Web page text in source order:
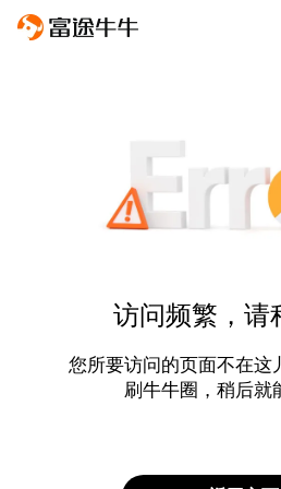
访问频繁，请
您所要访问的页面不在这
刷牛牛圈，稍后就